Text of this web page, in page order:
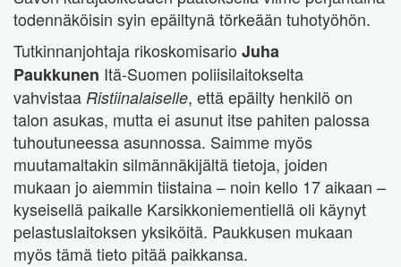
todennäköisin syin epäiltynä törkeään tuhotyöhön.
Tutkinnanjohtaja rikoskomisario Juha
Paukkunen Itä-Suomen poliisilaitokselta
vahvistaa Ristiinalaiselle, että epäilty henkilö on
talon asukas, mutta ei asunut itse pahiten palossa
tuhoutuneessa asunnossa. Saimme myös
muutamaltakin silmännäkijältä tietoja, joiden
mukaan jo aiemmin tiistaina – noin kello 17 aikaan –
kyseisellä paikalle Karsikkoniementiellä oli käynyt
pelastuslaitoksen yksiköitä. Paukkusen mukaan
myös tämä tieto pitää paikkansa.